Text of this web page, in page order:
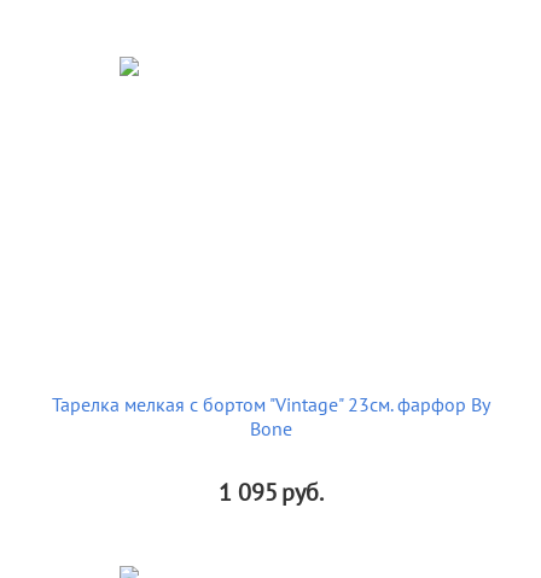
Тарелка мелкая с бортом "Vintage" 23см. фарфор By
Bone
1 095руб.